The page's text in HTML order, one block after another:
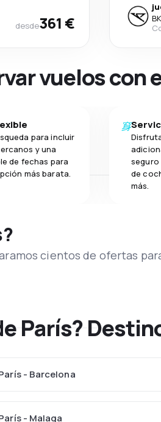
desde361 €
vuelos con
para incluir
y una
de fechas para
más barata.
seguro
de
más.
cientos de ofertas
París?
- Barcelona
- Malaga